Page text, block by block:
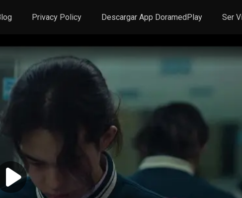
Privacy Policy Descargar App DoramedPlay Ser